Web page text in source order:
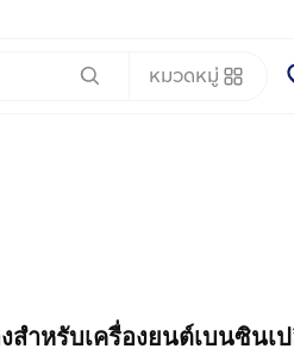
หมวดหมู่
สำหรับเครื่องยนต์เบนซิน​เ